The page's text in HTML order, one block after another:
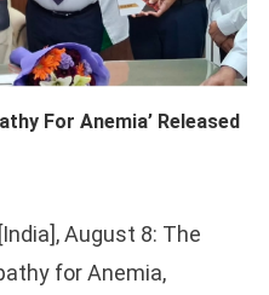
For Anemia’ Released
August 8: The
for Anemia,